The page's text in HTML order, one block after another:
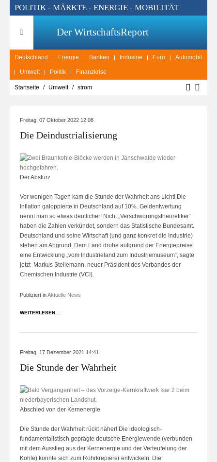
POLITIK - MÄRKTE - ENERGIE - MOBILITÄT
Der WirtschaftsReport
Deutschland Energie Banken Industrie Euro Automobil
Umwelt Politik Finanzkrise
Startseite Umwelt strom
Freitag, 07 Oktober 2022 12:08
Die Deindustrialisierung
Der Absturz
Vor wenigen Tagen kam die Stunde der Wahrheit ans Licht! Die
Inflation galoppierte in Deutschland auf 10%. Geldentwertung
nennt man so etwas deutlicher! Nicht „Verschwörungstheoretiker“
haben die Zahlen verkündet, sondern das Statistische Bundesamt.
Deutschland und seine Wirtschaft (und ganz konkret die Industrie)
stehen am Abgrund. Dem Land drohe aufgrund der Energiepreise
eine Entwicklung „vom Industrieland zum Industriemuseum“, sagte
jetzt Markus Steilemann, neuer Präsident des Verbandes der
Chemischen Industrie (VCI).
Publiziert inAktuelle News
WEITERLESEN ...
Freitag, 17 Dezember 2021 14:41
Die Stunde der Wahrheit
Abschied von der Kernenergie
Die Stunde der Wahrheit rückt näher! Die ideologisch-
fundamentalistisch geprägte deutsche Energiewende (verbunden
mit dem Ausstieg aus der Kernenergie und der Verteufelung der
Kohle) könnte sich zum Rohrkrepierer entwickeln. Die